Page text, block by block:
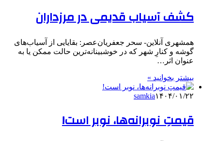
کشف آسیاب قدیمی در مرزداران
همشهری آنلاین- سحر جعفریان‌عصر: بقایایی از آسیاب‌های
گوشه و کنارِ شهر که در خوشبینانه‌ترین حالت ممکن یا به
عنوان اثر…
بیشتر بخوانید »
samkia۱۴۰۴/۰۱/۲۲
قیمتِ نوبرانه‌ها، نوبر است!